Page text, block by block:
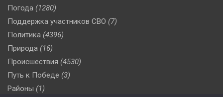
Погода (1280)
Поддержка участников СВО (7)
Политика (4396)
Природа (16)
Происшествия (4530)
Путь к Победе (3)
Районы (1)